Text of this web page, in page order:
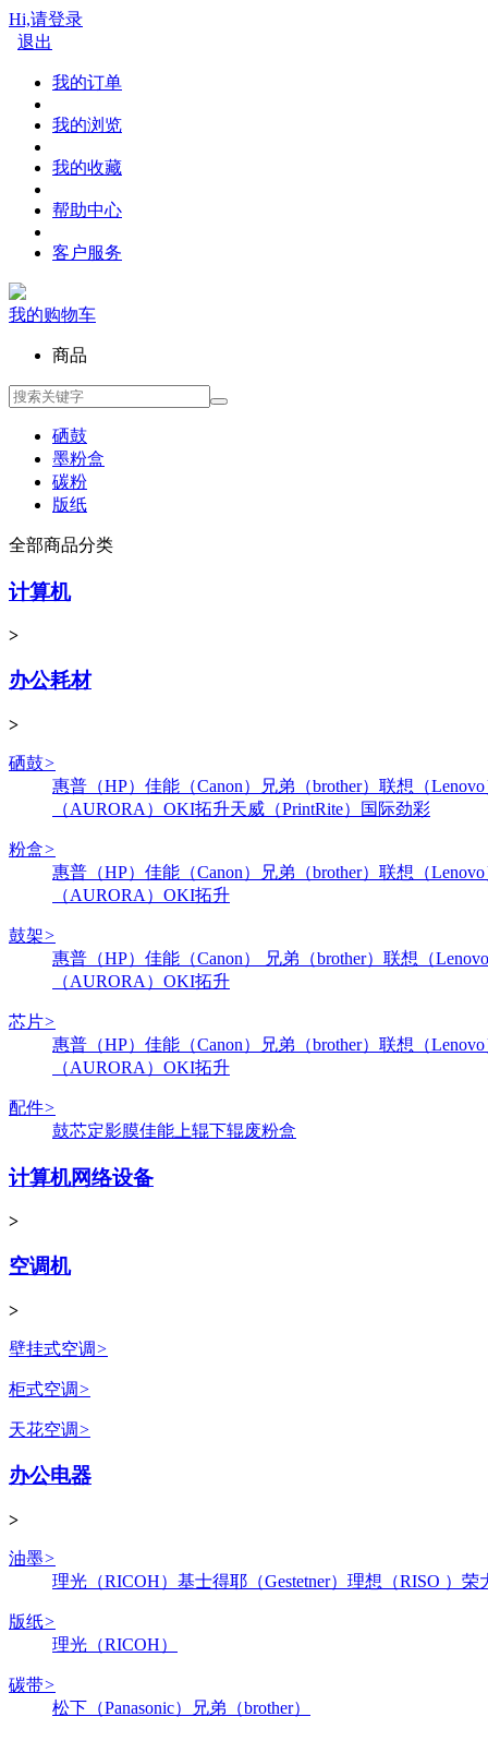
Hi,请登录
退出
我的订单
我的浏览
我的收藏
帮助中心
客户服务
我的购物车
商品
硒鼓
墨粉盒
碳粉
版纸
全部商品分类
计算机
>
办公耗材
>
硒鼓>
惠普（HP） 佳能（Canon） 兄弟（brother） 联想（
（AURORA） OKI拓升天威（PrintRite） 国际劲彩
粉盒>
惠普（HP） 佳能（Canon） 兄弟（brother） 联想（
（AURORA） OKI拓升
鼓架>
惠普（HP） 佳能（Canon） 兄弟（brother） 联想（
（AURORA） OKI拓升
芯片>
惠普（HP） 佳能（Canon） 兄弟（brother） 联想（
（AURORA） OKI拓升
配件>
鼓芯定影膜佳能 上辊下辊废粉盒
计算机网络设备
>
空调机
>
壁挂式空调>
柜式空调>
天花空调>
办公电器
>
油墨>
理光（RICOH） 基士得耶（Gestetner） 理想（RISO ） 荣
版纸>
理光（RICOH）
碳带>
松下（Panasonic）
兄弟（brother）